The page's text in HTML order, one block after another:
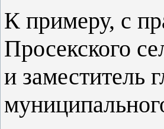
К примеру, с
Просекского
и заместитель